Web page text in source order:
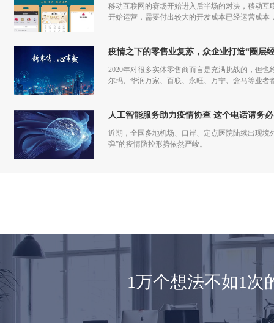
移动互联网的赛场开始进入后半场的对决，移动
开始运营，需要付出较大的开发成本已经运营成
疫情之下的零售业复苏，众企业打造“圈层
2020年对很多实体零售商而言是充满挑战的，但
尔玛、华润万家、百联、永旺、万宁、盒马等业
人工智能服务助力疫情协查 这个电话请务
近期，全国多地机场、口岸、定点医院陆续出现
弹”的疫情防控形势依然严峻。
1万个想法不如1次